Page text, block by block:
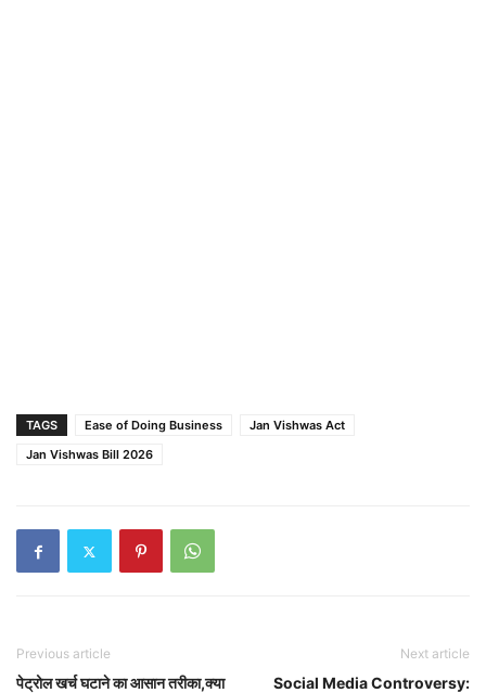
TAGS Ease of Doing Business
Jan Vishwas Act
Jan Vishwas Bill 2026
Previous article
पेट्रोल खर्च घटाने का आसान तरीका,क्या
Next article
Social Media Controversy: